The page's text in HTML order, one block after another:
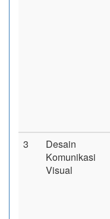
3
Desain
Komunikasi
Visual